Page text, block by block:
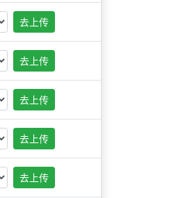
去上传
去上传
去上传
去上传
去上传